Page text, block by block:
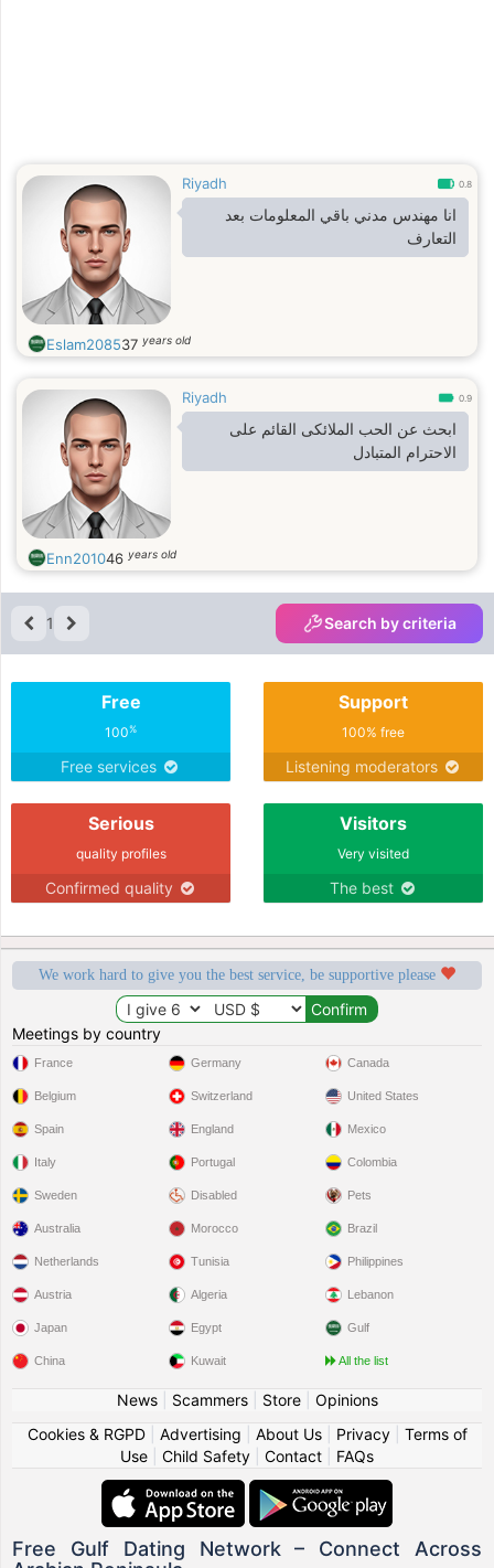
Riyadh 0.8
انا مهندس مدني باقي المعلومات بعد
التعارف
Eslam208537 years old
Riyadh 0.9
ابحث عن الحب الملائكى القائم على
الاحترام المتبادل
Enn201046 years old
1 Search by criteria
Free
100%
Free services
Support
100% free
Listening moderators
Serious
quality profiles
Confirmed quality
Visitors
Very visited
The best
We work hard to give you the best service, be supportive please
Meetings by country
France
Belgium
Spain
Italy
Sweden
Germany
Switzerland
England
Portugal
Disabled
Canada
United States
Mexico
Colombia
Pets
Australia
Netherlands
Austria
Japan
China
Morocco
Tunisia
Algeria
Egypt
Kuwait
Brazil
Philippines
Lebanon
Gulf
All the list
News| Scammers| Store| Opinions
Cookies & RGPD| Advertising About Us| Privacy| Terms of
Use
Child Safety Contact FAQs
Free Gulf Dating Network – Connect Across